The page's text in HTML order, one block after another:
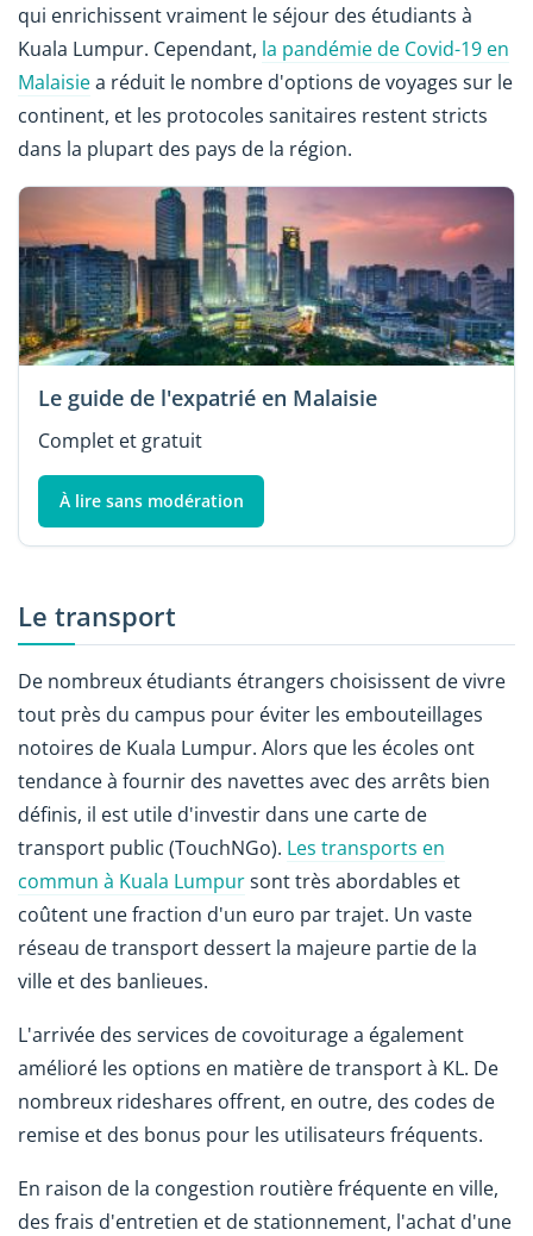
qui enrichissent vraiment le séjour des étudiants à
Kuala Lumpur. Cependant, la pandémie de Covid-19 en
Malaisiea réduit le nombre d'options de voyages sur le
continent, et les protocoles sanitaires restent stricts
dans la plupart des pays de la région.
Le guide de l'expatrié en Malaisie
Complet et gratuit
À lire sans modération
Le transport
De nombreux étudiants étrangers choisissent de vivre
tout près du campus pour éviter les embouteillages
notoires de Kuala Lumpur. Alors que les écoles ont
tendance à fournir des navettes avec des arrêts bien
définis, il est utile d'investir dans une carte de
transport public (TouchNGo). Les transports en
commun à Kuala Lumpursont très abordables et
coûtent une fraction d'un euro par trajet. Un vaste
réseau de transport dessert la majeure partie de la
ville et des banlieues.
L'arrivée des services de covoiturage a également
amélioré les options en matière de transport à KL. De
nombreux rideshares offrent, en outre, des codes de
remise et des bonus pour les utilisateurs fréquents.
En raison de la congestion routière fréquente en ville,
des frais d'entretien et de stationnement, l'achat d'une